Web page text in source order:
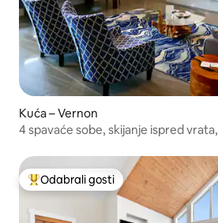
Kuća – Vernon
4 spavaće sobe, skijanje ispred
Među najviše rangiranima s
Odabrali gosti